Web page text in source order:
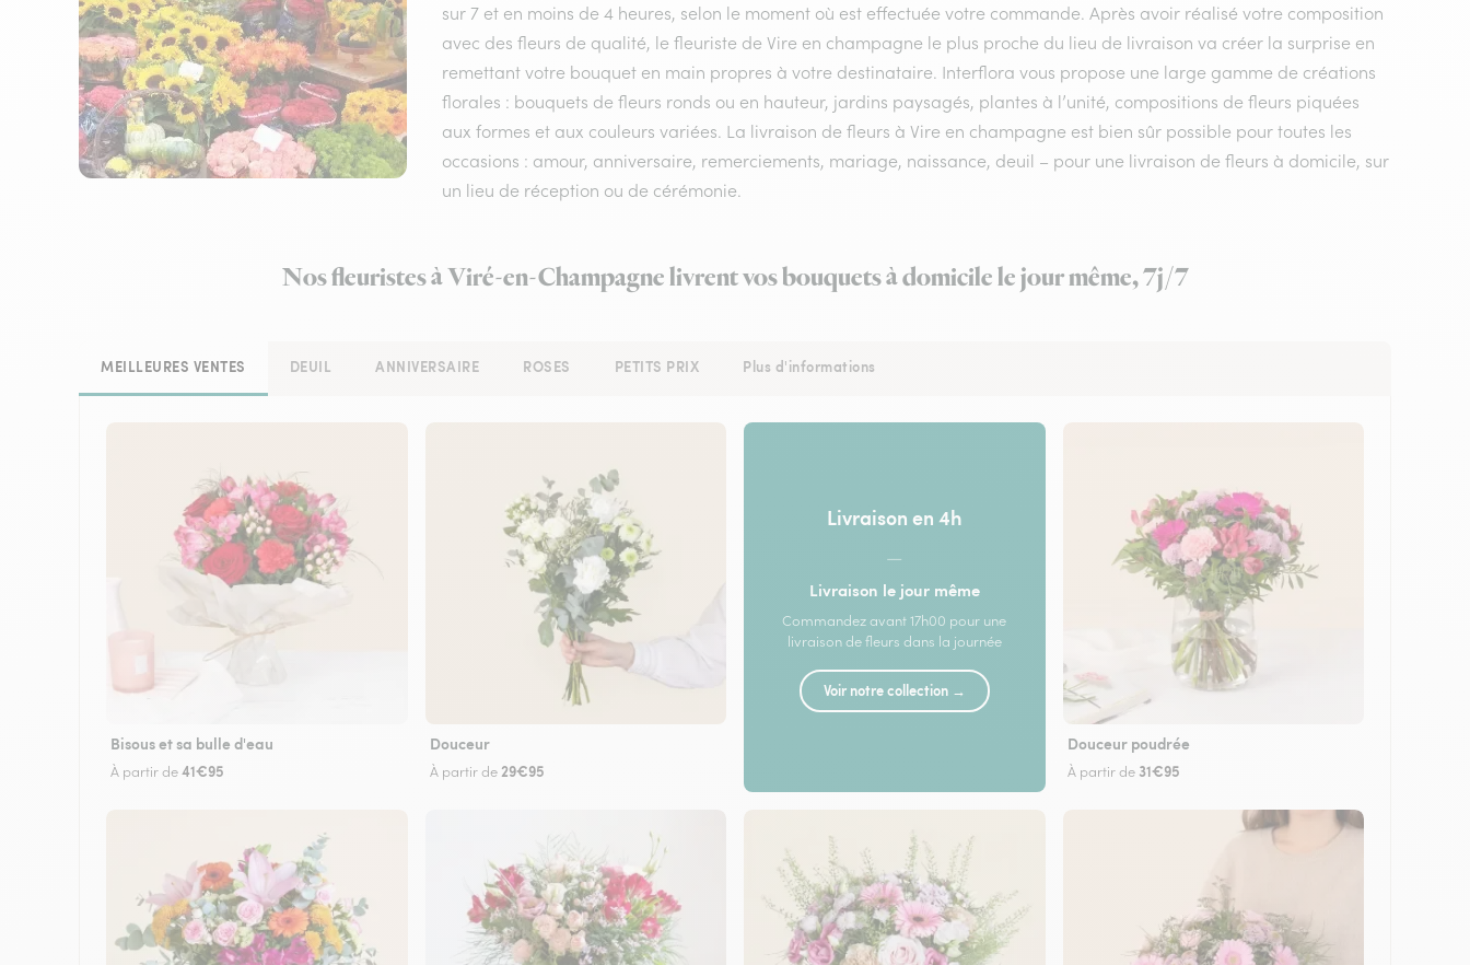
sur 7 et en moins de 4 heures, selon le moment où est effectuée votre commande. Après avoir réalisé votre composition
avec des fleurs de qualité, le fleuriste de Vire en champagne le plus proche du lieu de livraison va créer la surprise en
remettant votre bouquet en main propres à votre destinataire. Interflora vous propose une large gamme de créations
florales : bouquets de fleurs ronds ou en hauteur, jardins paysagés, plantes à l’unité, compositions de fleurs piquées
aux formes et aux couleurs variées. La livraison de fleurs à Vire en champagne est bien sûr possible pour toutes les
occasions : amour, anniversaire, remerciements, mariage, naissance, deuil – pour une livraison de fleurs à domicile, sur
un lieu de réception ou de cérémonie.
Nos fleuristes à Viré-en-Champagne livrent vos bouquets à domicile le jour même, 7j/7
MEILLEURES VENTES DEUIL ANNIVERSAIRE ROSES PETITS PRIX Plus d'informations
Bisous et sa bulle d'eau
À partir de41€95
Douceur
À partir de 29€95
Livraison en 4h
—
Livraison le jour même
Commandez avant 17h00 pour une
livraison de fleurs dans la journée
Voir notre collection →
Douceur poudrée
À partir de 31€95